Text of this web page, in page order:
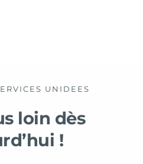
UNIDEES
loin dès
!